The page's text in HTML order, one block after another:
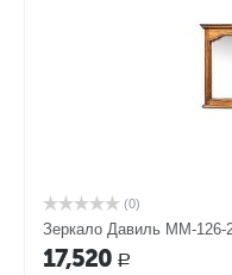
(0)
Зеркало Давиль ММ-126-
17,520 Р